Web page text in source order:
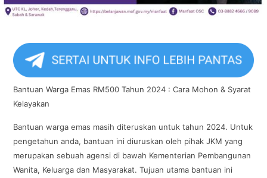
Bantuan Warga Emas RM500 Tahun 2024 : Cara Mohon & Syarat
Kelayakan
Bantuan warga emas masih diteruskan untuk tahun 2024. Untuk
pengetahun anda, bantuan ini diuruskan oleh pihak JKM yang
merupakan sebuah agensi di bawah Kementerian Pembangunan
Wanita, Keluarga dan Masyarakat. Tujuan utama bantuan ini